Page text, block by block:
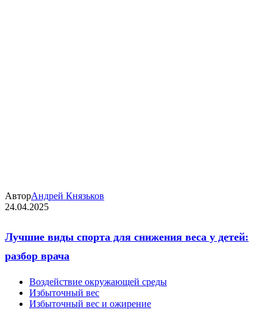
АвторАндрей Князьков
24.04.2025
Лучшие виды спорта для снижения веса у детей:
разбор врача
Воздействие окружающей среды
Избыточный вес
Избыточный вес и ожирение